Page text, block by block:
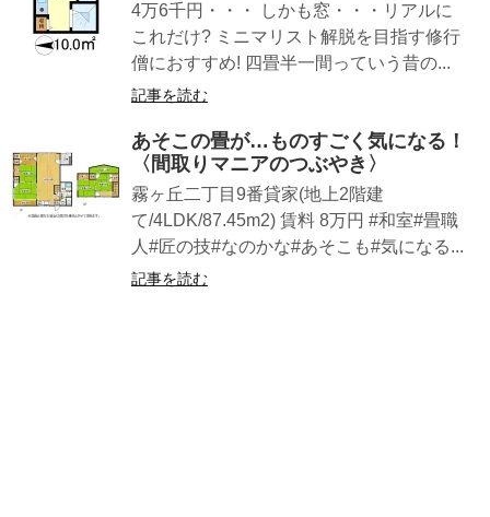
4万6千円・・・ しかも窓・・・リアルに
これだけ? ミニマリスト解脱を目指す修行
僧におすすめ! 四畳半一間っていう昔の...
記事を読む
あそこの畳が…ものすごく気になる！
〈間取りマニアのつぶやき〉
霧ヶ丘二丁目9番貸家(地上2階建
て/4LDK/87.45m2) 賃料 8万円 #和室#畳職
人#匠の技#なのかな#あそこも#気になる...
記事を読む